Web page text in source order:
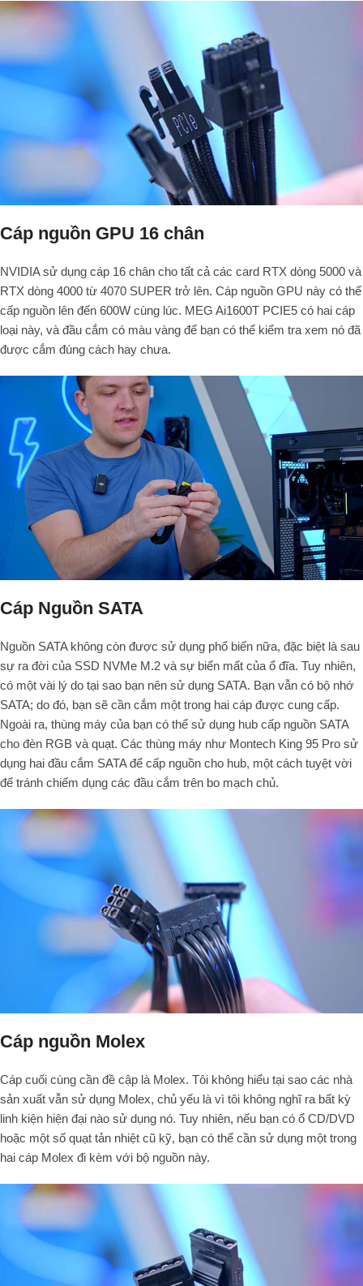
Cáp nguồn GPU 16 chân
NVIDIA sử dụng cáp 16 chân cho tất cả các card RTX dòng 5000 và
RTX dòng 4000 từ 4070 SUPER trở lên. Cáp nguồn GPU này có thể
cấp nguồn lên đến 600W cùng lúc. MEG Ai1600T PCIE5 có hai cáp
loại này, và đầu cắm có màu vàng để bạn có thể kiểm tra xem nó đã
được cắm đúng cách hay chưa.
Cáp Nguồn SATA
Nguồn SATA không còn được sử dụng phổ biến nữa, đặc biệt là sau
sự ra đời của SSD NVMe M.2 và sự biến mất của ổ đĩa. Tuy nhiên,
có một vài lý do tại sao bạn nên sử dụng SATA. Bạn vẫn có bộ nhớ
SATA; do đó, bạn sẽ cần cắm một trong hai cáp được cung cấp.
Ngoài ra, thùng máy của bạn có thể sử dụng hub cấp nguồn SATA
cho đèn RGB và quạt. Các thùng máy như Montech King 95 Pro sử
dụng hai đầu cắm SATA để cấp nguồn cho hub, một cách tuyệt vời
để tránh chiếm dụng các đầu cắm trên bo mạch chủ.
Cáp nguồn Molex
Cáp cuối cùng cần đề cập là Molex. Tôi không hiểu tại sao các nhà
sản xuất vẫn sử dụng Molex, chủ yếu là vì tôi không nghĩ ra bất kỳ
linh kiện hiện đại nào sử dụng nó. Tuy nhiên, nếu bạn có ổ CD/DVD
hoặc một số quạt tản nhiệt cũ kỹ, bạn có thể cần sử dụng một trong
hai cáp Molex đi kèm với bộ nguồn này.